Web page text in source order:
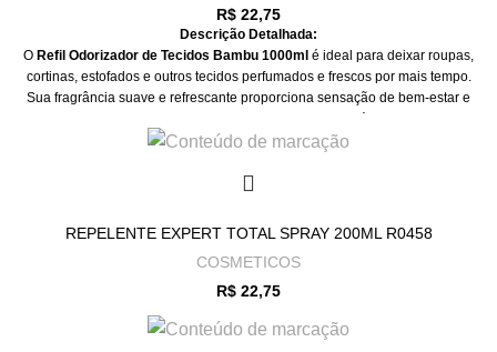
R$ 22,75
Descrição Detalhada:
O Refil Odorizador de Tecidos Bambu 1000ml é ideal para deixar roupas,
cortinas, estofados e outros tecidos perfumados e frescos por mais tempo.
Sua fragrância suave e refrescante proporciona sensação de bem-estar e
limpeza, tornando o ambiente mais agradável.
Produto prático para recarga de borrifadores e dispensers, garantindo
Descrição Curta:
e ambientes perfumados e frescos.
REPELENTE EXPERT TOTAL SPRAY 200ML R0458
COSMETICOS
R$ 22,75